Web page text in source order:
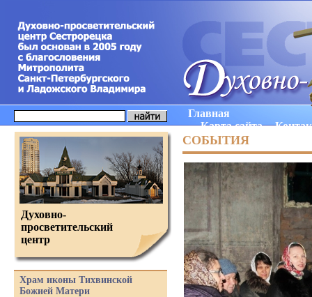
Главная
Карта сайта
СОБЫТИЯ
Духовно-
просветительский
центр
Храм иконы Тихвинской
Божией Матери